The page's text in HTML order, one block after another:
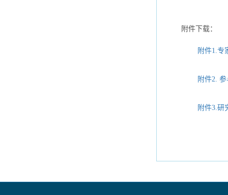
附件下载：
附件1.专
附件2.
附件3.研